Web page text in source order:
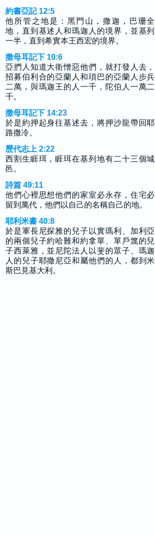
約書亞記 12:5
他所管之地是：黑門山，撒迦，巴珊全
地，直到基述人和瑪迦人的境界，並基列
一半，直到希實本王西宏的境界。
撒母耳記下 10:6
亞捫人知道大衛憎惡他們，就打發人去，
招募伯利合的亞蘭人和瑣巴的亞蘭人步兵
二萬，與瑪迦王的人一千，陀伯人一萬二
千。
撒母耳記下 14:23
於是約押起身往基述去，將押沙龍帶回耶
路撒冷。
歷代志上 2:22
西割生睚珥，睚珥在基列地有二十三個城
邑。
詩篇 49:11
他們心裡思想他們的家室必永存，住宅必
留到萬代，他們以自己的名稱自己的地。
耶利米書 40:8
於是軍長尼探雅的兒子以實瑪利、加利亞
的兩個兒子約哈難和約拿單、單戶篾的兒
子西萊雅，並尼陀法人以斐的眾子、瑪迦
人的兒子耶撒尼亞和屬他們的人，都到米
斯巴見基大利。